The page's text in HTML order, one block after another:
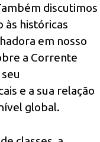
discutimos
às históricas
em nosso
a Corrente
e a sua relação
global.